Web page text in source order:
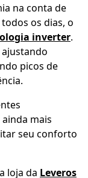
na conta de
os dias, o
inverter.
picos de
mais
seu conforto
loja da Leveros